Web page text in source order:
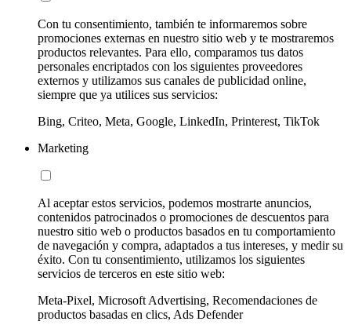
Con tu consentimiento, también te informaremos sobre
promociones externas en nuestro sitio web y te mostraremos
productos relevantes. Para ello, comparamos tus datos
personales encriptados con los siguientes proveedores
externos y utilizamos sus canales de publicidad online,
siempre que ya utilices sus servicios:
Bing, Criteo, Meta, Google, LinkedIn, Printerest, TikTok
Marketing
Al aceptar estos servicios, podemos mostrarte anuncios,
contenidos patrocinados o promociones de descuentos para
nuestro sitio web o productos basados en tu comportamiento
de navegación y compra, adaptados a tus intereses, y medir su
éxito. Con tu consentimiento, utilizamos los siguientes
servicios de terceros en este sitio web:
Meta-Pixel, Microsoft Advertising, Recomendaciones de
productos basadas en clics, Ads Defender